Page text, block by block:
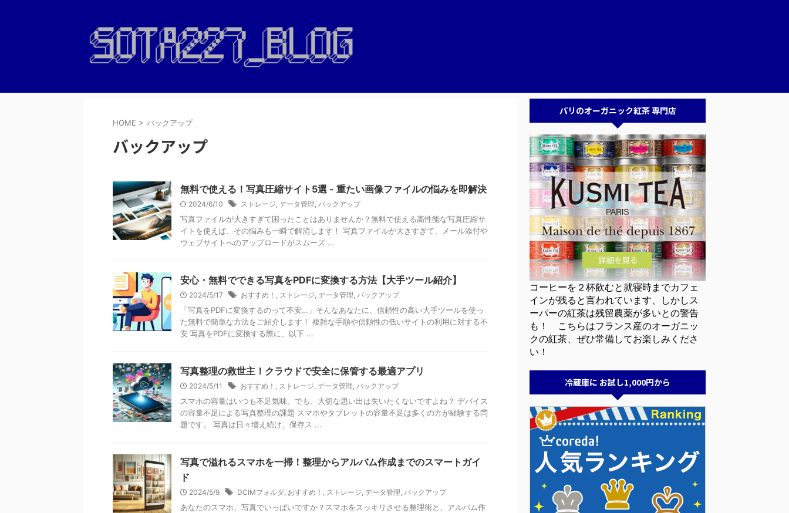
HOME > バックアップ
バックアップ
無料で使える！写真圧縮サイト5選 - 重たい画像ファイルの悩みを即解決
2024/6/10 ストレージ データ管理 バックアップ
写真ファイルが大きすぎて困ったことはありませんか？無料で使える高性能な写真圧縮サ
イトを使えば、その悩みも一瞬で解消します！ 写真ファイルが大きすぎて、メール添付や
ウェブサイトへのアップロードがスムーズ ...
安心・無料でできる写真をPDFに変換する方法【大手ツール紹介】
2024/5/17 おすすめ！ ストレージ データ管理 バックアップ
「写真をPDFに変換するのって不安…」そんなあなたに、信頼性の高い大手ツールを使っ
た無料で簡単な方法をご紹介します！ 複雑な手順や信頼性の低いサイトの利用に対する不
安 写真をPDFに変換する際に、以下 ...
写真整理の救世主！クラウドで安全に保管する最適アプリ
2024/5/11 おすすめ！ ストレージ データ管理 バックアップ
スマホの容量はいつも不足気味。でも、大切な思い出は失いたくないですよね？ デバイス
の容量不足による写真整理の課題 スマホやタブレットの容量不足は多くの方が経験する問
題です。 写真は日々増え続け、保存ス ...
写真で溢れるスマホを一掃！整理からアルバム作成までのスマートガイ
ド
2024/5/9 DCIMフォルダ おすすめ！ ストレージ データ管理 バックアップ
あなたのスマホ、写真でいっぱいですか？スマホをスッキリさせる整理術と、アルバム作
パリのオーガニック紅茶 専門店
コーヒーを２杯飲むと就寝時までカフェ
インが残ると言われています、しかしス
ーパーの紅茶は残留農薬が多いとの警告
も！ こちらはフランス産のオーガニッ
クの紅茶、ぜひ常備してお楽しみくださ
い！
冷蔵庫に お試し1,000円から